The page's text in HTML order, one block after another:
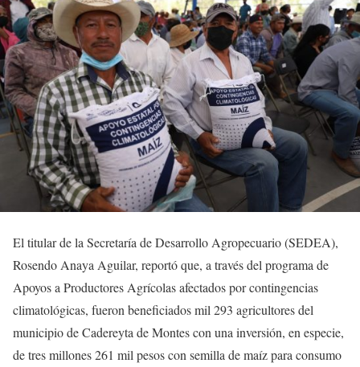
El titular de la Secretaría de Desarrollo Agropecuario (SEDEA),
Rosendo Anaya Aguilar, reportó que, a través del programa de
Apoyos a Productores Agrícolas afectados por contingencias
climatológicas, fueron beneficiados mil 293 agricultores del
municipio de Cadereyta de Montes con una inversión, en especie,
de tres millones 261 mil pesos con semilla de maíz para consumo